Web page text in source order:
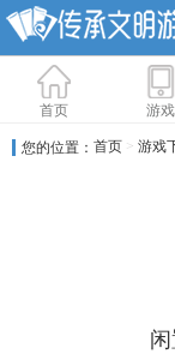
首页 游戏
您的位置： 首页 > 游戏